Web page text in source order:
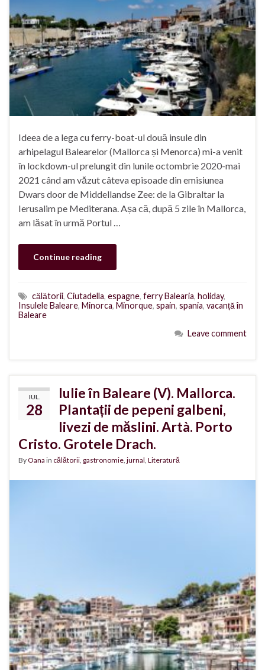
Ideea de a lega cu ferry-boat-ul două insule din
arhipelagul Balearelor (Mallorca și Menorca) mi-a venit
în lockdown-ul prelungit din lunile octombrie 2020-mai
2021 când am văzut câteva episoade din emisiunea
Dwars door de Middellandse Zee: de la Gibraltar la
Ierusalim pe Mediterana. Așa că, după 5 zile în Mallorca,
am lăsat în urmă Portul …
Continue reading
călătorii, Ciutadella, espagne, ferry Balearia, holiday,
Insulele Baleare, Minorca, Minorque, spain, spania, vacanță în
Baleare
Leave comment
IUL.
28
Iulie în Baleare (V). Mallorca.
Plantații de pepeni galbeni,
livezi de măslini. Artà. Porto
Cristo. Grotele Drach.
ByOana in călătorii, gastronomie, jurnal, Literatură